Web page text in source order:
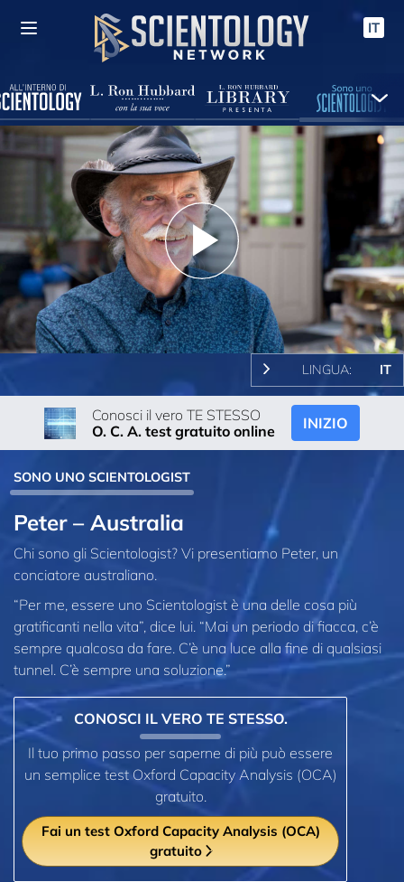
IT
Play
Video
LINGUA: IT
Conosci il vero TE STESSO
O. C. A. test gratuito online
INIZIO
SONO UNO SCIENTOLOGIST
Peter – Australia
Chi sono gli Scientologist? Vi presentiamo Peter, un
conciatore australiano.
“Per me, essere uno Scientologist è una delle cosa più
gratificanti nella vita”, dice lui. “Mai un periodo di fiacca, c’è
sempre qualcosa da fare. C’è una luce alla fine di qualsiasi
tunnel. C’è sempre una soluzione.”
CONOSCI IL VERO TE STESSO.
Il tuo primo passo per saperne di più può essere
un semplice test Oxford Capacity Analysis (OCA)
gratuito.
Fai un test Oxford Capacity Analysis (OCA)
gratuito